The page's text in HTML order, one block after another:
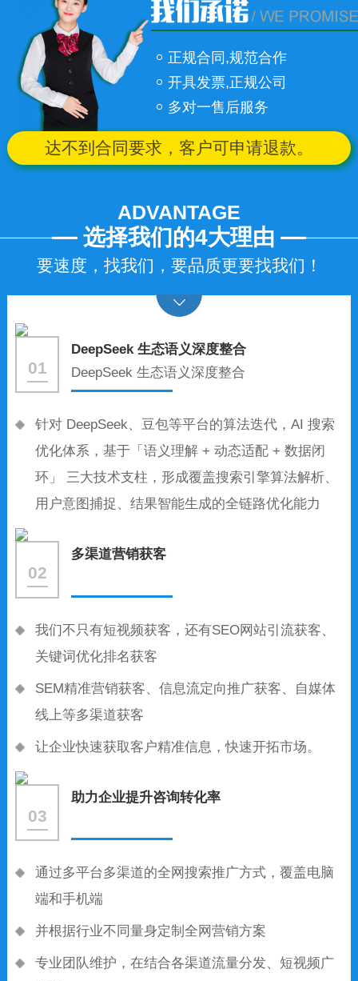
正规合同,规范合作
开具发票,正规公司
多对一售后服务
达不到合同要求，客户可申请退款。
ADVANTAGE
选择我们的4大理由
要速度，找我们，要品质更要找我们！
01
DeepSeek 生态语义深度整合
DeepSeek 生态语义深度整合
针对 DeepSeek、豆包等平台的算法迭代，AI 搜索
优化体系，基于「语义理解 + 动态适配 + 数据闭
环」 三大技术支柱，形成覆盖搜索引擎算法解析、
用户意图捕捉、结果智能生成的全链路优化能力
02
多渠道营销获客
我们不只有短视频获客，还有SEO网站引流获客、
关键词优化排名获客
SEM精准营销获客、信息流定向推广获客、自媒体
线上等多渠道获客
让企业快速获取客户精准信息，快速开拓市场。
03
助力企业提升咨询转化率
通过多平台多渠道的全网搜索推广方式，覆盖电脑
端和手机端
并根据行业不同量身定制全网营销方案
专业团队维护，在结合各渠道流量分发、短视频广